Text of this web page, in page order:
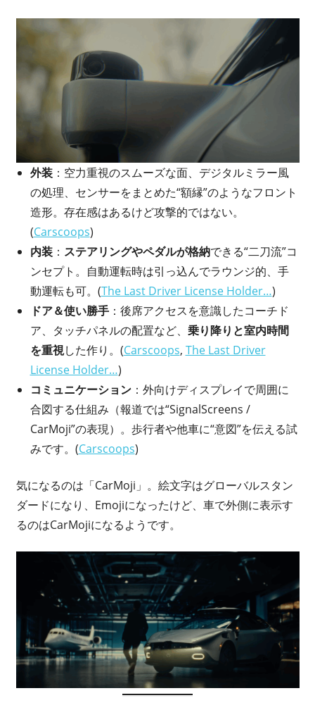
外装：空力重視のスムーズな面、デジタルミラー風
の処理、センサーをまとめた“額縁”のようなフロント
造形。存在感はあるけど攻撃的ではない。
(Carscoops)
内装： ステアリングやペダルが格納できる“二刀流”コ
ンセプト。自動運転時は引っ込んでラウンジ的、手
動運転も可。(The Last Driver License Holder…)
ドア＆使い勝手：後席アクセスを意識したコーチド
ア、タッチパネルの配置など、 乗り降りと室内時間
を重視した作り。(Carscoops, The Last Driver
License Holder…)
コミュニケーション：外向けディスプレイで周囲に
合図する仕組み（報道では“SignalScreens /
CarMoji”の表現）。歩行者や他車に“意図”を伝える試
みです。(Carscoops)
気になるのは「CarMoji」。絵文字はグローバルスタン
ダードになり、Emojiになったけど、車で外側に表示す
るのはCarMojiになるようです。